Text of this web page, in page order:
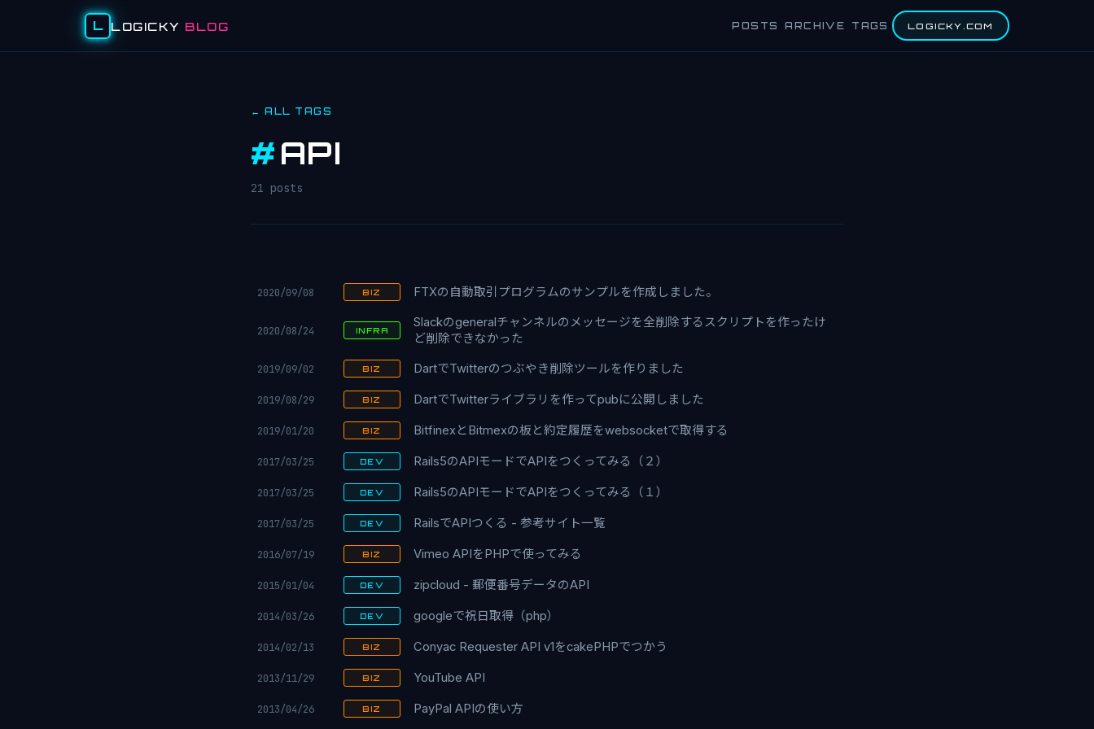
L LOGICKY BLOG POSTS ARCHIVE TAGS LOGICKY.COM
← ALL TAGS
#API
21 posts
2020/09/08 BIZ FTXの自動取引プログラムのサンプルを作成しました。
2020/08/24 INFRA
Slackのgeneralチャンネルのメッセージを全削除するスクリプトを作ったけ
ど削除できなかった
2019/09/02 BIZ DartでTwitterのつぶやき削除ツールを作りました
2019/08/29 BIZ DartでTwitterライブラリを作ってpubに公開しました
2019/01/20 BIZ BitfinexとBitmexの板と約定履歴をwebsocketで取得する
2017/03/25 DEV Rails5のAPIモードでAPIをつくってみる（２）
2017/03/25 DEV Rails5のAPIモードでAPIをつくってみる（１）
2017/03/25 DEV RailsでAPIつくる - 参考サイト一覧
2016/07/19 BIZ Vimeo APIをPHPで使ってみる
2015/01/04 DEV zipcloud - 郵便番号データのAPI
2014/03/26 DEV googleで祝日取得（php）
2014/02/13 BIZ Conyac Requester API v1をcakePHPでつかう
2013/11/29 BIZ YouTube API
2013/04/26 BIZ PayPal APIの使い方